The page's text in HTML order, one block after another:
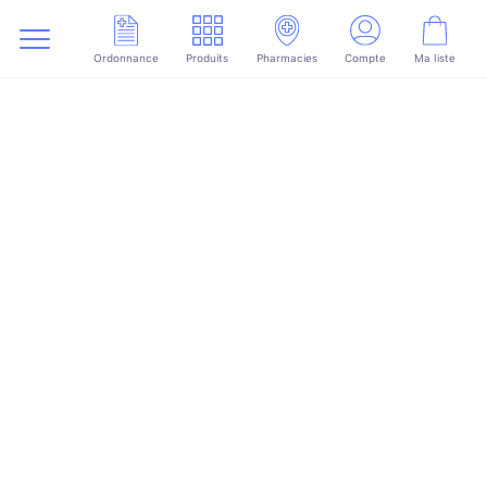
Ordonnance Produits Pharmacies Compte Ma liste